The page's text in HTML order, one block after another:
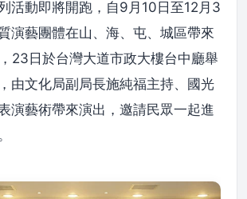
活動即將開跑，自9月10日至12月3
演藝團體在山、海、屯、城區帶來
23日於台灣大道市政大樓台中廳舉
由文化局副局長施純福主持、國光
演藝術帶來演出，邀請民眾一起進